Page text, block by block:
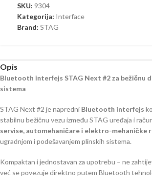
SKU: 9304
Kategorija: Interface
Brand: STAG
Opis
Bluetooth interfejs STAG Next #2 za bežičnu
sistema
STAG Next #2 je napredni Bluetooth interfejs
stabilnu bežičnu vezu između STAG uređaja i
servise, automehaničare i elektro-mehaničke
ugradnjom i podešavanjem plinskih sistema.
Kompaktan i jednostavan za upotrebu – ne
već se povezuje direktno putem Bluetooth